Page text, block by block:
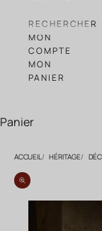
RECHERCHER
MON
COMPTE
MON
PANIER
Panier
ACCUEIL HÉRITAGE
Zoomer sur